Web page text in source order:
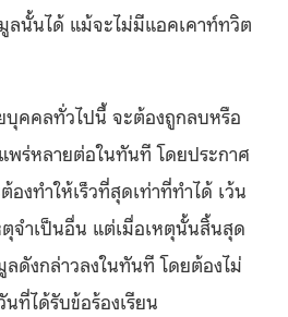
ลนั้นได้ แม้จะไม่มีแอคเคาท์ทวิต
บุคคลทั่วไปนี้ จะต้องถูกลบหรือ
พร่หลายต่อในทันที โดยประกาศ
งทำให้เร็วที่สุดเท่าที่ทำได้ เว้น
จำเป็นอื่น แต่เมื่อเหตุนั้นสิ้นสุด
ดังกล่าวลงในทันที โดยต้องไม่
ที่ได้รับข้อร้องเรียน